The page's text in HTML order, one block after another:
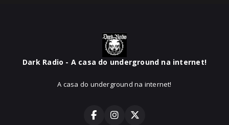
Dark Radio - A casa do underground na internet!
A casa do underground na internet!